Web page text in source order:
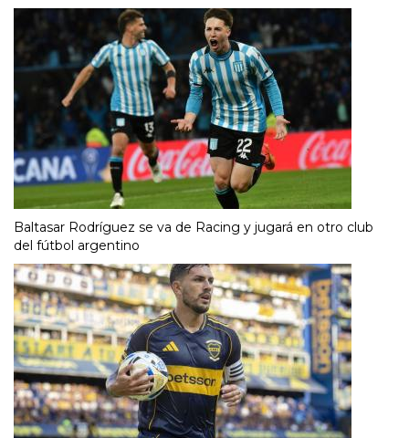
Baltasar Rodríguez se va de Racing y jugará en otro club
del fútbol argentino